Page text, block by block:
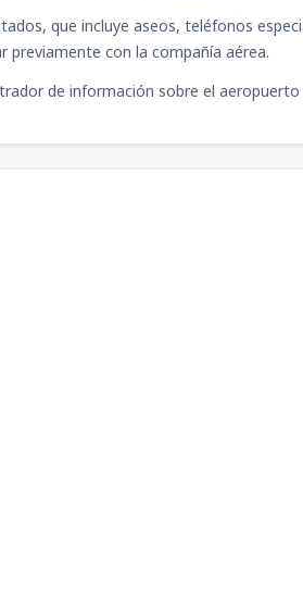
que incluye aseos, teléfonos
previamente con la compañía aérea.
de información sobre el